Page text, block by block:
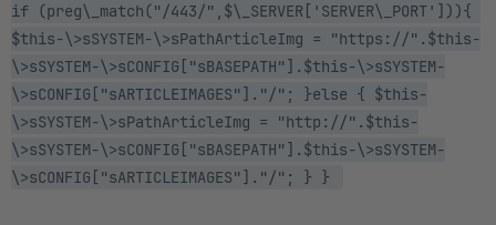
if (preg\_match("/443/",$\_SERVER['SERVER\_PORT'])){
$this-\>sSYSTEM-\>sPathArticleImg = "https://".$this-
\>sSYSTEM-\>sCONFIG["sBASEPATH"].$this-\>sSYSTEM-
\>sCONFIG["sARTICLEIMAGES"]."/"; }else { $this-
\>sSYSTEM-\>sPathArticleImg = "http://".$this-
\>sSYSTEM-\>sCONFIG["sBASEPATH"].$this-\>sSYSTEM-
\>sCONFIG["sARTICLEIMAGES"]."/"; } }